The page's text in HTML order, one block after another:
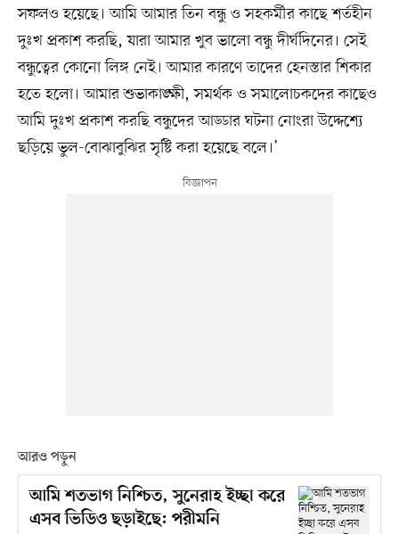
সফলও হয়েছে। আমি আমার তিন বন্ধু ও সহকর্মীর কাছে শর্তহীন
দুঃখ প্রকাশ করছি, যারা আমার খুব ভালো বন্ধু দীর্ঘদিনের। সেই
বন্ধুত্বের কোনো লিঙ্গ নেই। আমার কারণে তাদের হেনস্তার শিকার
হতে হলো। আমার শুভাকাঙ্ক্ষী, সমর্থক ও সমালোচকদের কাছেও
আমি দুঃখ প্রকাশ করছি বন্ধুদের আড্ডার ঘটনা নোংরা উদ্দেশ্যে
ছড়িয়ে ভুল-বোঝাবুঝির সৃষ্টি করা হয়েছে বলে।’
আরও পড়ুন
আমি শতভাগ নিশ্চিত, সুনেরাহ ইচ্ছা করে
এসব ভিডিও ছড়াইছে: পরীমনি